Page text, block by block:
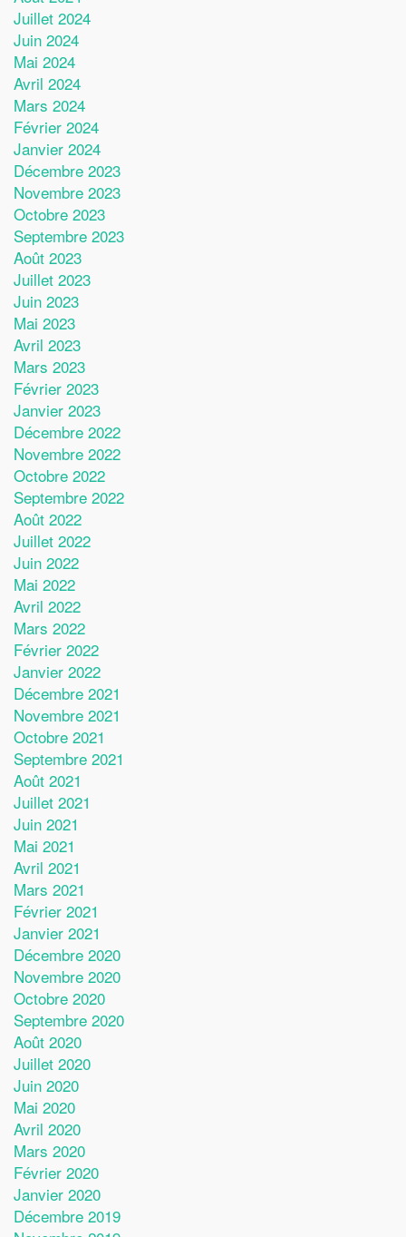
Juillet 2024
Juin 2024
Mai 2024
Avril 2024
Mars 2024
Février 2024
Janvier 2024
Décembre 2023
Novembre 2023
Octobre 2023
Septembre 2023
Août 2023
Juillet 2023
Juin 2023
Mai 2023
Avril 2023
Mars 2023
Février 2023
Janvier 2023
Décembre 2022
Novembre 2022
Octobre 2022
Septembre 2022
Août 2022
Juillet 2022
Juin 2022
Mai 2022
Avril 2022
Mars 2022
Février 2022
Janvier 2022
Décembre 2021
Novembre 2021
Octobre 2021
Septembre 2021
Août 2021
Juillet 2021
Juin 2021
Mai 2021
Avril 2021
Mars 2021
Février 2021
Janvier 2021
Décembre 2020
Novembre 2020
Octobre 2020
Septembre 2020
Août 2020
Juillet 2020
Juin 2020
Mai 2020
Avril 2020
Mars 2020
Février 2020
Janvier 2020
Décembre 2019